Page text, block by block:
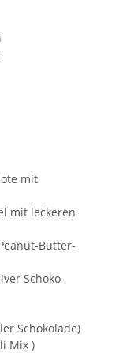
mit
mit leckeren
Butter-
Schoko-
Schokolade)
Mix )